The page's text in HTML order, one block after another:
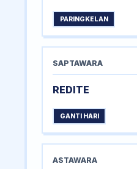
PARINGKELAN
SAPTAWARA
REDITE
GANTI HARI
ASTAWARA